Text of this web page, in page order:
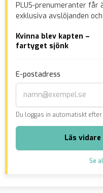
PLUS-prenumeranter
exklusiva avslöjanden
Kvinna blev kapten –
fartyget sjönk
E-postadress
Du loggas in automatiskt
Läs
Se